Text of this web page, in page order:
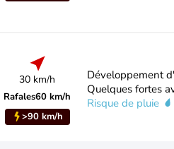
30 km/h
Rafales60 km/h
>90 km/h
Développement
Quelques fortes
Risque de pluie